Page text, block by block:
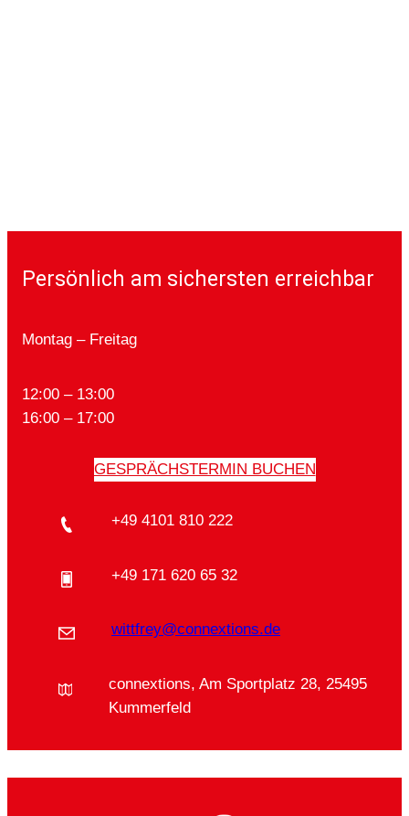
Persönlich am sichersten erreichbar
Montag – Freitag
12:00 – 13:00
16:00 – 17:00
GESPRÄCHSTERMIN BUCHEN
+49 4101 810 222
+49 171 620 65 32
wittfrey@connextions.de
connextions, Am Sportplatz 28, 25495
Kummerfeld